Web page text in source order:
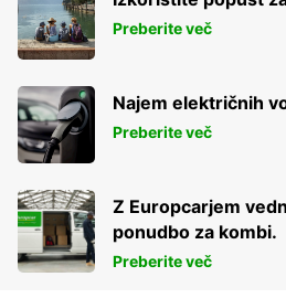
BOCHUM
BOCHUM - GERMANY
Preberite več
Najem električnih
Preberite več
Z Europcarjem
ponudbo za kombi.
Preberite več